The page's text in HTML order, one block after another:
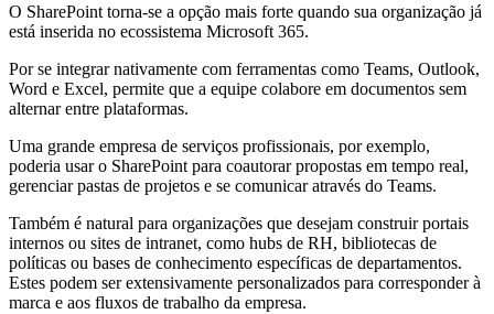
O SharePoint torna-se a opção mais forte quando sua organização já
está inserida no ecossistema Microsoft 365.
Por se integrar nativamente com ferramentas como Teams, Outlook,
Word e Excel, permite que a equipe colabore em documentos sem
alternar entre plataformas.
Uma grande empresa de serviços profissionais, por exemplo,
poderia usar o SharePoint para coautorar propostas em tempo real,
gerenciar pastas de projetos e se comunicar através do Teams.
Também é natural para organizações que desejam construir portais
internos ou sites de intranet, como hubs de RH, bibliotecas de
políticas ou bases de conhecimento específicas de departamentos.
Estes podem ser extensivamente personalizados para corresponder à
marca e aos fluxos de trabalho da empresa.